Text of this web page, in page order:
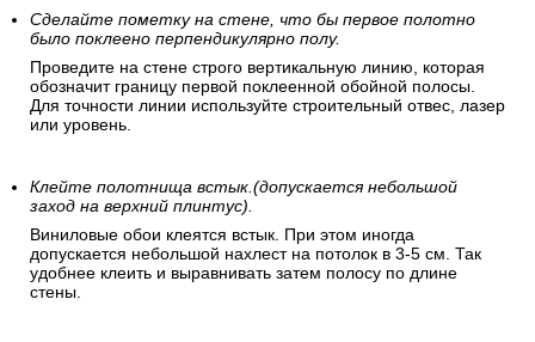
где часть стены будет скрыта мебелью или занавесками.
Как клеить обои на стену
Проведите на стене строго вертикальную линию, которая
обозначит границу первой поклеенной обойной полосы.
Для точности линии используйте строительный отвес, лазер
или уровень.